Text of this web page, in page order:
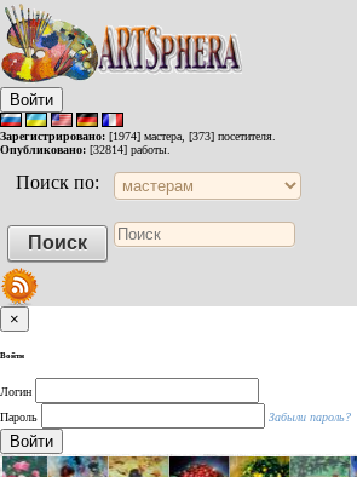
Войти
Зарегистрировано: [1974] мастера, [373] посетителя.
Опубликовано: [32814] работы.
Поиск по:
×
Войти
Логин
Пароль
Забыли пароль?
Войти